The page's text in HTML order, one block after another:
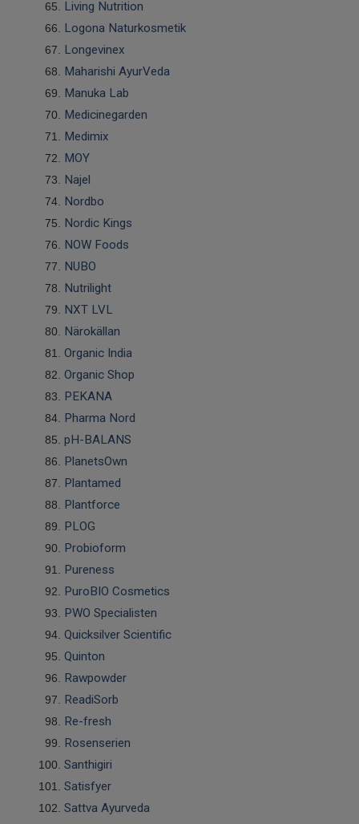
Living Nutrition
Logona Naturkosmetik
Longevinex
Maharishi AyurVeda
Manuka Lab
Medicinegarden
Medimix
MOY
Najel
Nordbo
Nordic Kings
NOW Foods
NUBO
Nutrilight
NXT LVL
Närokällan
Organic India
Organic Shop
PEKANA
Pharma Nord
pH-BALANS
PlanetsOwn
Plantamed
Plantforce
PLOG
Probioform
Pureness
PuroBIO Cosmetics
PWO Specialisten
Quicksilver Scientific
Quinton
Rawpowder
ReadiSorb
Re-fresh
Rosenserien
Santhigiri
Satisfyer
Sattva Ayurveda